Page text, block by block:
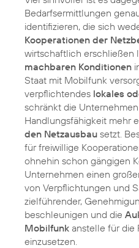
Bedarfsermittlungen
identifizieren, die sich
Kooperationen der
wirtschaftlich erschließen
machbaren Konditionen
Staat mit Mobilfunk
verpflichtendes lokales
schränkt die
Handlungsfähigkeit mehr
den Netzausbau setzt.
für freiwillige
ohnehin schon gängigen
Unternehmen einen
von Verpflichtungen und
zielführender,
beschleunigen und die
Mobilfunk anstelle für die
einzusetzen.